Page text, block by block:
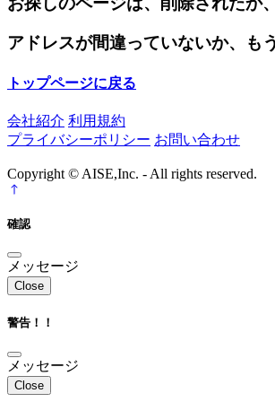
アドレスが間違っていないか、も
トップページに戻る
会社紹介 利用規約
プライバシーポリシー お問い合わせ
Copyright © AISE,Inc. - All rights reserved.
確認
メッセージ
Close
警告！！
メッセージ
Close